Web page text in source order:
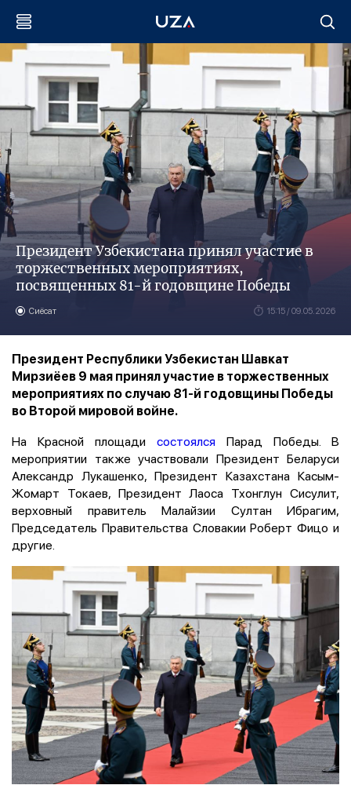
Президент Узбекистана принял участие в
торжественных мероприятиях,
посвященных 81-й годовщине Победы
Сиёсат 15:15 / 09.05.2026
Президент Республики Узбекистан Шавкат
Мирзиёев 9 мая принял участие в торжественных
мероприятиях по случаю 81-й годовщины Победы
во Второй мировой войне.
На Красной площади состоялся Парад Победы. В
мероприятии также участвовали Президент Беларуси
Александр Лукашенко, Президент Казахстана Касым-
Жомарт Токаев, Президент Лаоса Тхонглун Сисулит,
верховный правитель Малайзии Султан Ибрагим,
Председатель Правительства Словакии Роберт Фицо и
другие.